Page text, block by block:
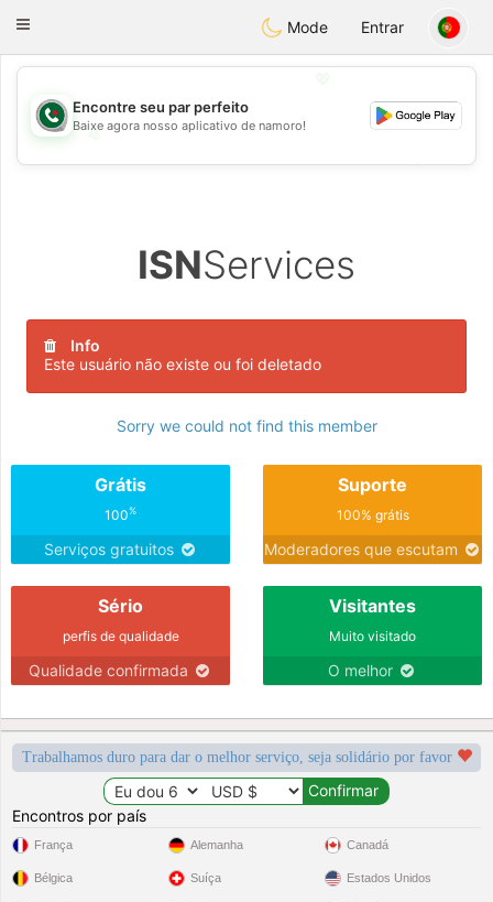
Weshrak
Toggle
Mode Entrar
💖
💕
Encontre seu par perfeito
Baixe agora nosso aplicativo de namoro!
ISNServices
Info
Este usuário não existe ou foi deletado
Sorry we could not find this member
Grátis
100%
Serviços gratuitos
Suporte
100% grátis
Moderadores que escutam
Sério
perfis de qualidade
Qualidade confirmada
Visitantes
Muito visitado
O melhor
Trabalhamos duro para dar o melhor serviço, seja solidário por favor
Encontros por país
França
Bélgica
Alemanha
Suíça
Canadá
Estados Unidos